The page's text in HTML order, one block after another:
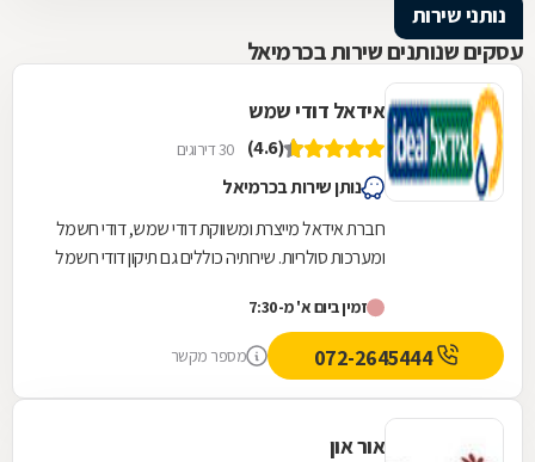
נותני שירות
עסקים שנותנים שירות בכרמיאל
אידאל דודי שמש
(4.6) 30 דירוגים
נותן שירות בכרמיאל
חברת אידאל מייצרת ומשווקת דודי שמש, דודי חשמל
ומערכות סולריות. שירותיה כוללים גם תיקון דודי חשמל
זמין ביום א' מ-7:30
072-2645444 מספר מקשר
אור און